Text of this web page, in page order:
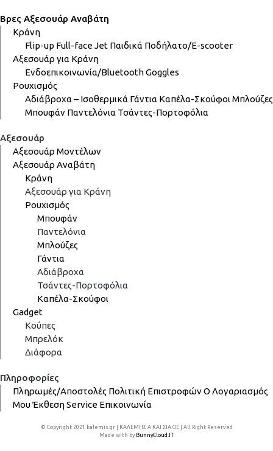
Βρες Αξεσουάρ Αναβάτη
Κράνη
Flip-up Full-faceJet Παιδικά Ποδήλατο/E-scooter
Αξεσουάρ για Κράνη
Ενδοεπικοινωνία/BluetoothGoggles
Ρουχισμός
Αδιάβροχα – Ισοθερμικά Γάντια Καπέλα-Σκούφοι Μπλούζες
Μπουφάν Παντελόνια Τσάντες-Πορτοφόλια
Αξεσουάρ
Αξεσουάρ Μοντέλων
Αξεσουάρ Αναβάτη
Κράνη
Αξεσουάρ για Κράνη
Ρουχισμός
Μπουφάν
Παντελόνια
Μπλούζες
Γάντια
Αδιάβροχα
Τσάντες-Πορτοφόλια
Καπέλα-Σκούφοι
Gadget
Κούπες
Μπρελόκ
Διάφορα
Πληροφορίες
Πληρωμές/Αποστολές Πολιτική ΕπιστροφώνΟ Λογαριασμός
ΜουΈκθεσηService Επικοινωνία
© Copyright 2021 kalemis.gr | ΚΑΛΕΜΗΣ Α ΚΑΙ ΣΙΑ ΟΕ | All Right Reserved
Made with by BunnyCloud.IT